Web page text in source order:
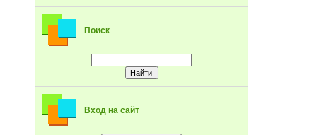
Поиск
Вход на сайт